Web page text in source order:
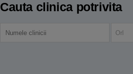
Cauta clinica potrivita
Orl